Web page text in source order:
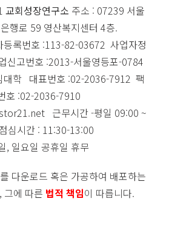
교회성장연구소 주소 : 07239 서울
행로 59 영산복지센터 4층.
등록번호 :113-82-03672 사업자정
신고번호 :2013-서울영등포-0784
대학 대표번호 :02-2036-7912 팩
호 :02-2036-7910
근무시간 -평일 09:00 ~
심시간 : 11:30-13:00
, 일요일 공휴일 휴무
다운로드 혹은 가공하여 배포하는
그에 따른 법적 책임이 따릅니다.